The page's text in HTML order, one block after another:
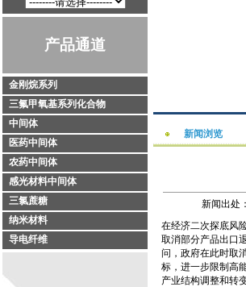
产品通道
金刚烷系列
三氟甲氧基系列化合物
中间体
医药中间体
农药中间体
感光材料中间体
三氯蔗糖
纳米材料
导电纤维
新闻浏览
新闻出处
在经济二次探底风
取消部分产品出口
问，政府在此时取
标，进一步限制高
产业结构调整和转